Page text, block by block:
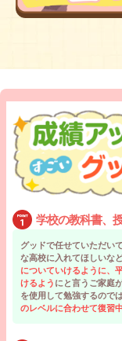
学校の教科書、
グッドで任せていただい
な高校に入れてほしいな
についていけるように、
けるよう にと言うご家庭
を使用して勉強するのでは
のレベルに合わせて復習